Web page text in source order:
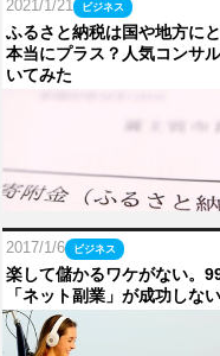
2021/1/21 ビジネス
ふるさと納税は国や地方に
本当にプラス？人気コンサ
いてみた
2017/1/6 ビジネス
楽して儲かるワケがない。
「ネット副業」が成功しな